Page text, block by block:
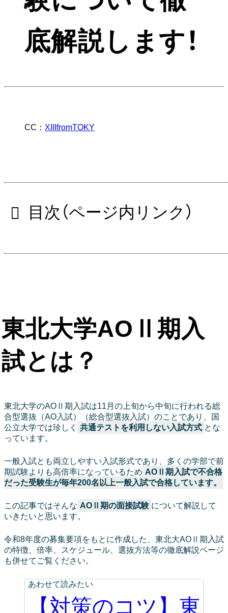
底解説します！
CC： XIIIfromTOKY
目次（ページ内リンク）
東北大学AOⅡ期入
試とは？
東北大学のAOⅡ期入試は11月の上旬から中旬に行われる総
合型選抜（AO入試）（総合型選抜入試）のことであり、国
公立大学では珍しく
共通テストを利用しない入試方式 とな
っています。
一般入試とも両立しやすい入試形式であり、多くの学部で前
期試験よりも高倍率になっているため AOⅡ期入試で不合格
だった受験生が毎年200名以上一般入試で合格しています。
この記事ではそんな AOⅡ期の面接試験 について解説して
いきたいと思います。
令和8年度の募集要項をもとに作成した、東北大AOⅡ期入試
の特徴、倍率、スケジュール、選抜方法等の徹底解説ページ
も併せてご覧ください。
あわせて読みたい
【対策のコツ】東